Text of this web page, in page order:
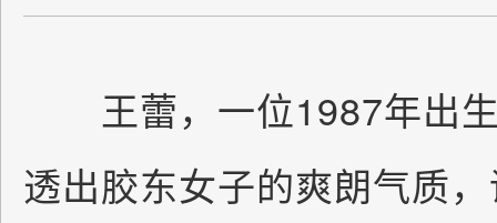
王蕾，一位1987年出生
透出胶东女子的爽朗气质